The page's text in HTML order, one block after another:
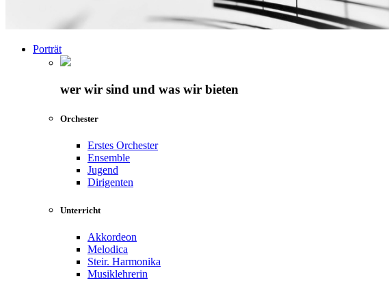
Porträt
wer wir sind und was wir bieten
Orchester
Erstes Orchester
Ensemble
Jugend
Dirigenten
Unterricht
Akkordeon
Melodica
Steir. Harmonika
Musiklehrerin